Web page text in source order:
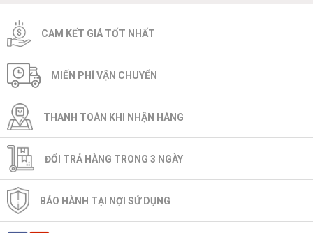
CAM KẾT GIÁ TỐT NHẤT
MIẾN PHÍ VẬN CHUYỂN
THANH TOÁN KHI NHẬN HÀNG
ĐỔI TRẢ HÀNG TRONG 3 NGÀY
BẢO HÀNH TẠI NỢI SỬ DỤNG